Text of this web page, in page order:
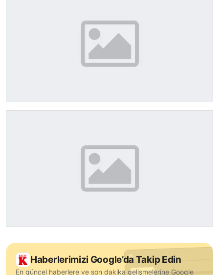
Haberlerimizi Google’da Takip Edin
En güncel haberlere ve son dakika gelişmelerine Google